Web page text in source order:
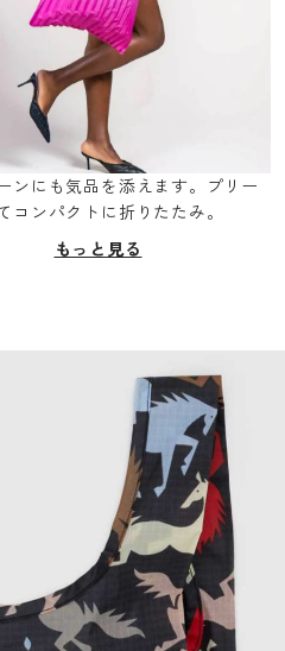
ンにも気品を添えます。プリー
コンパクトに折りたたみ。
もっと見る